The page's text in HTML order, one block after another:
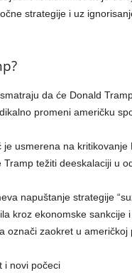
strategije i uz
da će Donald
promeni američku
je usmerena na
težiti deeskalaciji u
napuštanje strategije
kroz ekonomske sankcije
označi zaokret u
i novi počeci